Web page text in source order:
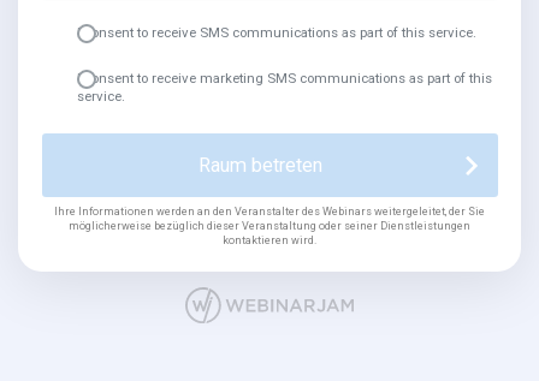
I consent to receive SMS communications as part of this service.
I consent to receive marketing SMS communications as part of this
service.
Raum betreten
Ihre Informationen werden an den Veranstalter des Webinars weitergeleitet, der Sie
möglicherweise bezüglich dieser Veranstaltung oder seiner Dienstleistungen
kontaktieren wird.